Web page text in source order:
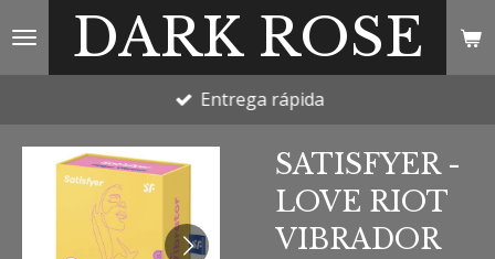
DARK ROSE
Entrega rápida
SATISFYER -
LOVE RIOT
VIBRADOR